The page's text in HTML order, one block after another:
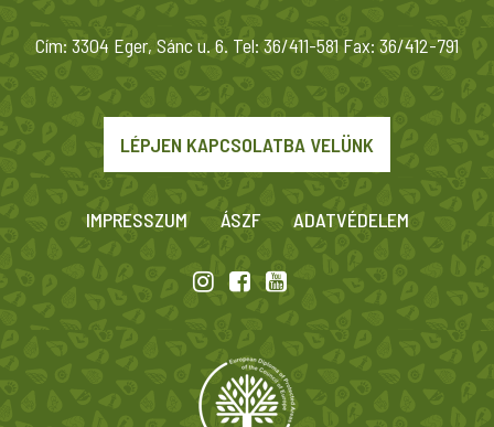
Cím: 3304 Eger, Sánc u. 6. Tel: 36/411-581 Fax: 36/412-791
LÉPJEN KAPCSOLATBA VELÜNK
IMPRESSZUM ÁSZF ADATVÉDELEM